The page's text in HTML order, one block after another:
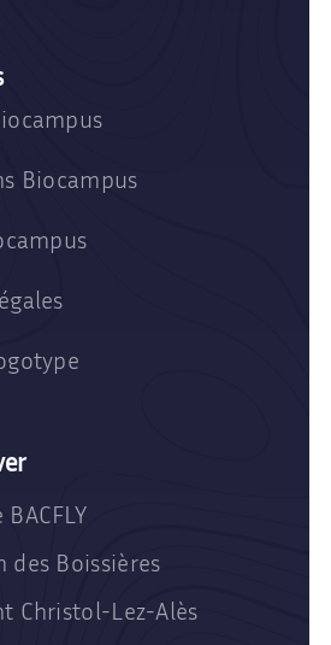
Biocampus
des Boissières
Christol-Lez-Alès